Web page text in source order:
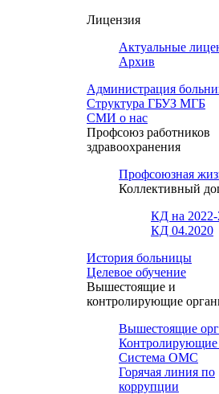
Лицензия
Актуальные
Архив
Администрация
Структура ГБУЗ МГБ
СМИ о нас
Профсоюз работников
здравоохранения
Профсоюзная
Коллективный
КД на 2022-
КД 04.2020
История больницы
Целевое обучение
Вышестоящие и
контролирующие
Вышестоящие
Контролирующие
Система ОМС
Горячая линия по
коррупции